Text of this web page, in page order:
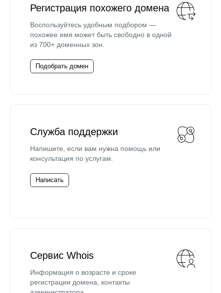
Регистрация похожего домена
Воспользуйтесь удобным подбором —
похожее имя может быть свободно в одной
из 700+ доменных зон.
Подобрать домен
Служба поддержки
Напишите, если вам нужна помощь или
консультация по услугам.
Написать
Сервис Whois
Информация о возрасте и сроке
регистрации домена, контакты